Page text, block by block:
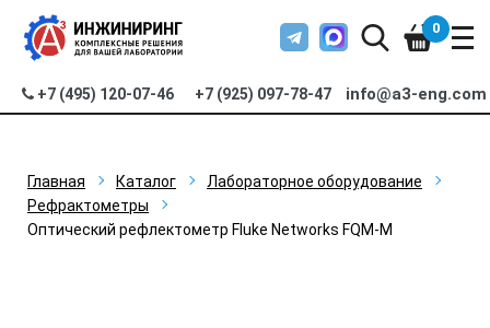
+7 (495) 120-07-46 +7 (925) 097-78-47 info@a3-eng.com
0
Главная Каталог
Лабораторное оборудование
Рефрактометры
Оптический рефлектометр Fluke Networks FQM-M